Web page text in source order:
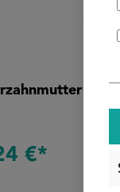
M10
€*